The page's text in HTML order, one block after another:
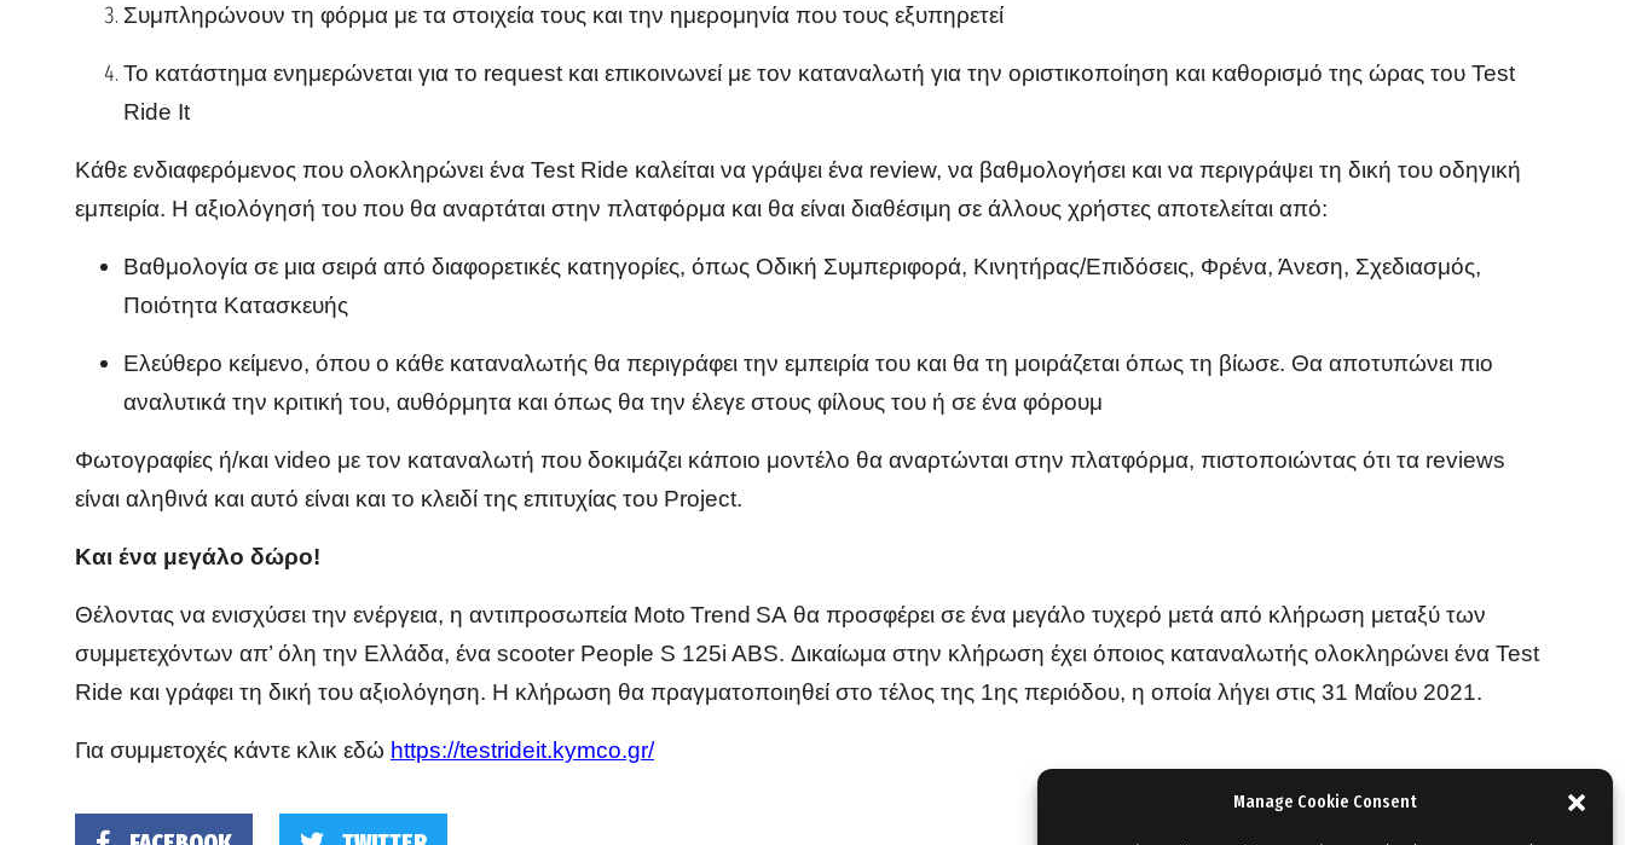
Manage Cookie Consent
Συμπληρώνουν τη φόρμα με τα στοιχεία τους και την ημερομηνία που τους εξυπηρετεί
Το κατάστημα ενημερώνεται για το request και επικοινωνεί με τον καταναλωτή για την οριστικοποίηση και καθορισμό της ώρας του Test
Ride It
Κάθε ενδιαφερόμενος που ολοκληρώνει ένα Test Ride καλείται να γράψει ένα review, να βαθμολογήσει και να περιγράψει τη δική του οδηγική
εμπειρία. Η αξιολόγησή του που θα αναρτάται στην πλατφόρμα και θα είναι διαθέσιμη σε άλλους χρήστες αποτελείται από:
Βαθμολογία σε μια σειρά από διαφορετικές κατηγορίες, όπως Οδική Συμπεριφορά, Κινητήρας/Επιδόσεις, Φρένα, Άνεση, Σχεδιασμός,
Ποιότητα Κατασκευής
Ελεύθερο κείμενο, όπου ο κάθε καταναλωτής θα περιγράφει την εμπειρία του και θα τη μοιράζεται όπως τη βίωσε. Θα αποτυπώνει πιο
αναλυτικά την κριτική του, αυθόρμητα και όπως θα την έλεγε στους φίλους του ή σε ένα φόρουμ
Φωτογραφίες ή/και video με τον καταναλωτή που δοκιμάζει κάποιο μοντέλο θα αναρτώνται στην πλατφόρμα, πιστοποιώντας ότι τα reviews
είναι αληθινά και αυτό είναι και το κλειδί της επιτυχίας του Project.
Και ένα μεγάλο δώρο!
Θέλοντας να ενισχύσει την ενέργεια, η αντιπροσωπεία Moto Trend SA θα προσφέρει σε ένα μεγάλο τυχερό μετά από κλήρωση μεταξύ των
συμμετεχόντων απ’ όλη την Ελλάδα, ένα scooter People S 125i ABS. Δικαίωμα στην κλήρωση έχει όποιος καταναλωτής ολοκληρώνει ένα Test
Ride και γράφει τη δική του αξιολόγηση. Η κλήρωση θα πραγματοποιηθεί στο τέλος της 1ης περιόδου, η οποία λήγει στις 31 Μαΐου 2021.
Για συμμετοχές κάντε κλικ εδώ https://testrideit.kymco.gr/